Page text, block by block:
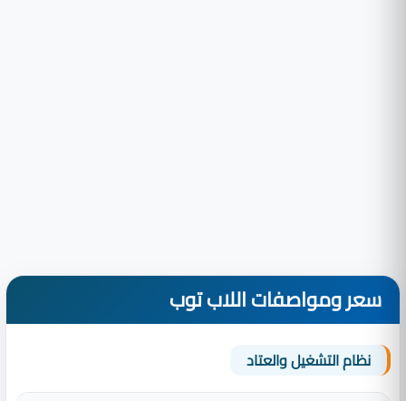
سعر ومواصفات اللاب توب
نظام التشغيل والعتاد